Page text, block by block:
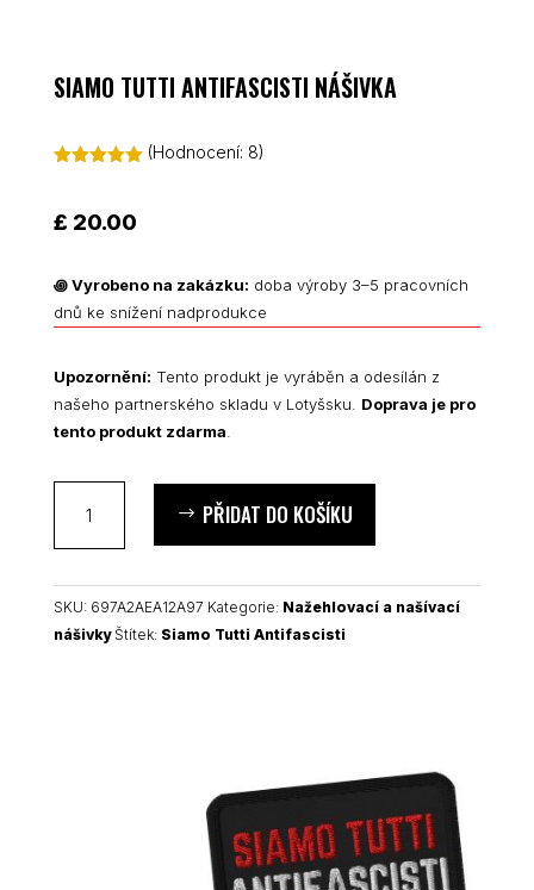
SIAMO TUTTI ANTIFASCISTI NÁŠIVKA
základě
hodnocení
(Hodnocení: 8)
£ 20.00
꩜Vyrobeno na zakázku: doba výroby 3–5 pracovních
dnů ke snížení nadprodukce
Upozornění: Tento produkt je vyráběn a odesílán z
našeho partnerského skladu v Lotyšsku. Doprava je pro
tento produkt zdarma
Antifascisti
množství
PŘIDAT DO KOŠÍKU
SKU: 697A2AEA12A97 Kategorie: Nažehlovací a našívací
nášivky Štítek: Siamo Tutti Antifascisti